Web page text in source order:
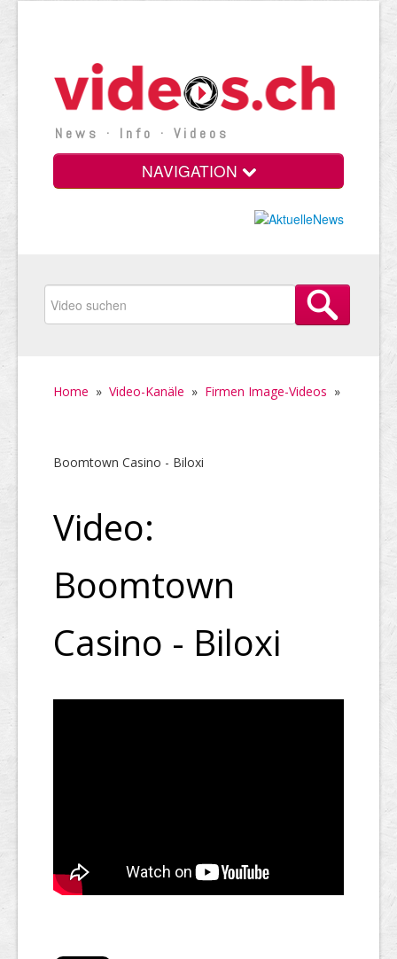
News · Info · Videos
NAVIGATION
Home » Video-Kanäle » Firmen Image-Videos »
Boomtown Casino - Biloxi
Video:
Boomtown
Casino - Biloxi